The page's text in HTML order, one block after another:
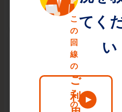
高画質でムービー視聴可能！
オンライン
固まらな